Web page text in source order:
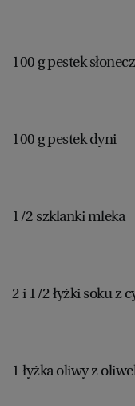
100 g pestek
100 g pestek dyni
1/2 szklanki mleka
2 i 1/2 łyżki soku z
1 łyżka oliwy z